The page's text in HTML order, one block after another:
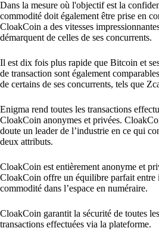
Dans la mesure où l'objectif est la
commodité doit également être prise en
CloakCoin a des vitesses
démarquent de celles de ses concurrents.
Il est dix fois plus rapide que Bitcoin et
de transaction sont également
de certains de ses concurrents, tels que
Enigma rend toutes les transactions
CloakCoin anonymes et privées.
doute un leader de l’industrie en ce qui
deux attributs.
CloakCoin est entièrement anonyme et
CloakCoin offre un équilibre parfait entre
commodité dans l’espace en numéraire.
CloakCoin garantit la sécurité de toutes les
transactions effectuées via la plateforme.